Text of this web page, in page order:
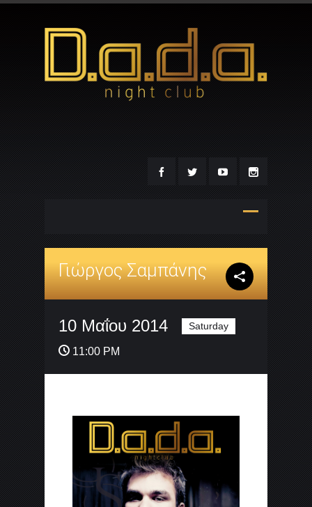
Γιώργος Σαμπάνης
10 Μαΐου 2014 Saturday
11:00 PM